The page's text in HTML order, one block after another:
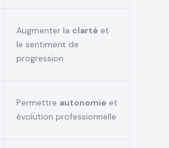
Augmenter la clarté et
le sentiment de
progression
Permettre autonomie et
évolution professionnelle